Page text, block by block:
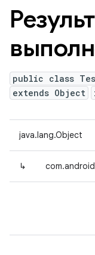
public class
extends Object
java.lang.Object
↳